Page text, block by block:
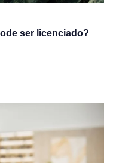
ser licenciado?